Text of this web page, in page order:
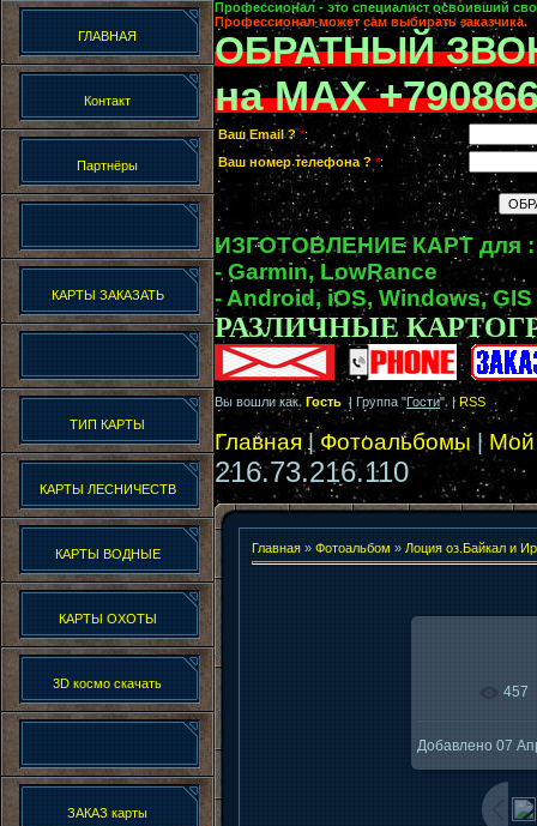
ГЛАВНАЯ
Контакт
Партнёры
КАРТЫ ЗАКАЗАТЬ
ТИП КАРТЫ
КАРТЫ ЛЕСНИЧЕСТВ
КАРТЫ ВОДНЫЕ
КАРТЫ ОХОТЫ
3D космо скачать
ЗАКАЗ карты
Профессионал - это специалист освоивший
Профессионал может сам выбирать заказчика.
ОБРАТНЫЙ
на MAX
Ваш Email ? *:
Ваш номер телефона ? *:
ИЗГОТОВЛЕНИЕ КАРТ для :
- Garmin, LowRance
- Android, iOS, Windows, GIS
РАЗЛИЧНЫЕ
Вы вошли какГость | Группа "Гости" |RSS
Главная| Фотоальбомы| Мой
216.73.216.110
Главная » Фотоальбом » Лоция оз.Байкал и
В 457
Добавлено07